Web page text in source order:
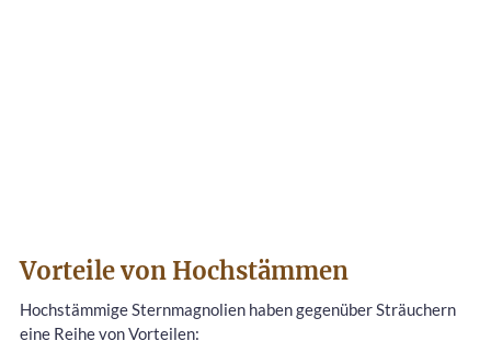
Vorteile von Hochstämmen
Hochstämmige Sternmagnolien haben gegenüber Sträuchern
eine Reihe von Vorteilen: